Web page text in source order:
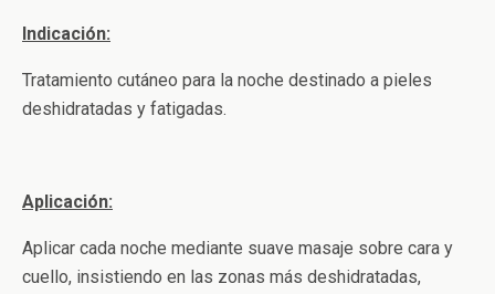
Indicación:
Tratamiento cutáneo para la noche destinado a pieles
deshidratadas y fatigadas.
Aplicación:
Aplicar cada noche mediante suave masaje sobre cara y
cuello, insistiendo en las zonas más deshidratadas,